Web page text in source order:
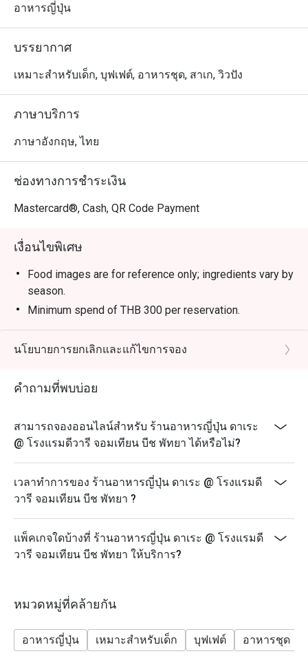
ของทางร้าน อร่อยจนหยดสุดท้าย
•	อาหารอื่นๆ ทั้งซูชิ ซาชิมิ กุ้งเทมปุระ ทงคัตสึ หรือเกี๊ยวซ่า
ก็มีให้ครบทุกสไตล์
อาหารญี่ปุ่นริมหาดจอมเทียนที่มีเมนูครบครัน ทั้งแบบทาน
เล่นและจัดเต็มในราคาสบายๆ
อาหารญี่ปุ่น
บรรยากาศ
เหมาะสำหรับเด็ก, บุฟเฟต์, อาหารชุด, สาเก, วิวปัง
ภาษาบริการ
ภาษาอังกฤษ, ไทย
ช่องทางการชำระเงิน
Mastercard®, Cash, QR Code Payment
เงื่อนไขพิเศษ
Food images are for reference only; ingredients vary by
season.
Minimum spend of THB 300 per reservation.
นโยบายการยกเลิกและแก้ไขการจอง
คำถามที่พบบ่อย
สามารถจองออนไลน์สำหรับ ร้านอาหารญี่ปุ่น ดาเระ
@ โรงแรมดีวารี จอมเทียน บีช พัทยา ได้หรือไม่?
เวลาทำการของ ร้านอาหารญี่ปุ่น ดาเระ @ โรงแรมดี
วารี จอมเทียน บีช พัทยา ?
แพ็คเกจใดบ้างที่ ร้านอาหารญี่ปุ่น ดาเระ @ โรงแรมดี
วารี จอมเทียน บีช พัทยา ให้บริการ?
หมวดหมู่ที่คล้ายกัน
อาหารญี่ปุ่น เหมาะสำหรับเด็ก บุฟเฟต์ อาหารชุด